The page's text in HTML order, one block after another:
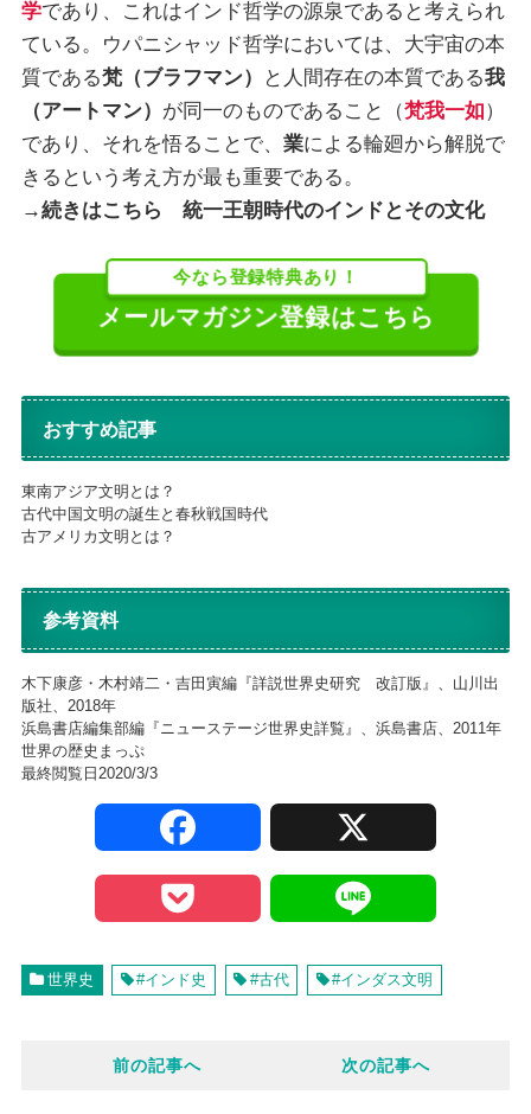
学であり、これはインド哲学の源泉であると考えられ
ている。ウパニシャッド哲学においては、大宇宙の本
質である梵（ブラフマン） と人間存在の本質である我
（アートマン） が同一のものであること（梵我一如）
であり、それを悟ることで、 業による輪廻から解脱で
きるという考え方が最も重要である。
→続きはこちら 統一王朝時代のインドとその文化
今なら登録特典あり！
メールマガジン登録はこちら
おすすめ記事
東南アジア文明とは？
古代中国文明の誕生と春秋戦国時代
古アメリカ文明とは？
参考資料
木下康彦・木村靖二・吉田寅編『詳説世界史研究 改訂版』、山川出
版社、2018年
浜島書店編集部編『ニューステージ世界史詳覧』、浜島書店、2011年
世界の歴史まっぷ
最終閲覧日2020/3/3
o i
世界史 #インド史 #古代 #インダス文明
前の記事へ 次の記事へ